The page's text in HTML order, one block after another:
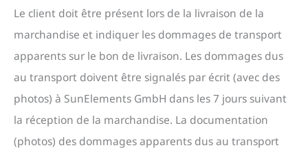
Le client doit être présent lors de la livraison de la
marchandise et indiquer les dommages de transport
apparents sur le bon de livraison. Les dommages dus
au transport doivent être signalés par écrit (avec des
photos) à SunElements GmbH dans les 7 jours suivant
la réception de la marchandise. La documentation
(photos) des dommages apparents dus au transport